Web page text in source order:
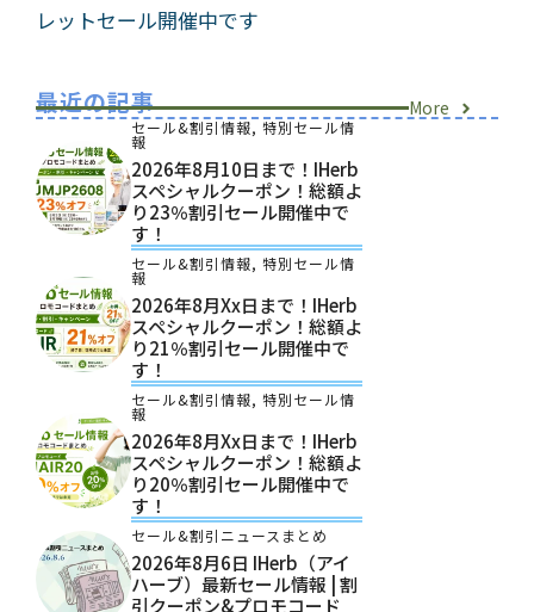
レットセール開催中です
最近の記事 More
セール&割引情報, 特別セール情
報
2026年8月10日まで！iHerb
スペシャルクーポン！総額よ
り23％割引セール開催中で
す！
セール&割引情報, 特別セール情
報
2026年8月xx日まで！iHerb
スペシャルクーポン！総額よ
り21％割引セール開催中で
す！
セール&割引情報, 特別セール情
報
2026年8月xx日まで！iHerb
スペシャルクーポン！総額よ
り20％割引セール開催中で
す！
セール&割引ニュースまとめ
2026年8月6日 IHerb（アイ
ハーブ）最新セール情報 | 割
引クーポン&プロモコード